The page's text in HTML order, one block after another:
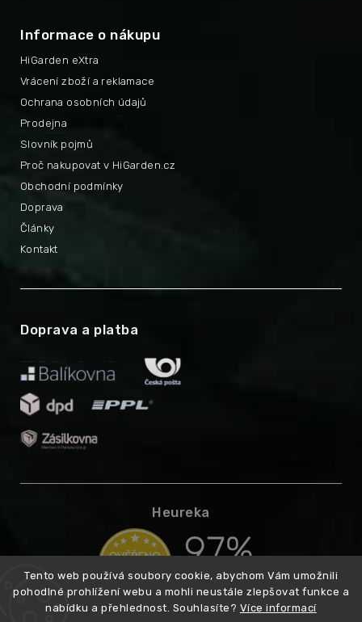
Tento web používá soubory cookie, abychom Vám umožnili
pohodlné prohlížení webu a mohli neustále zlepšovat funkce a
nabídku a přehlednost. Souhlasíte? Více informací
Informace o nákupu
HiGarden eXtra
Proč nakupovat v HiGarden.cz
Vrácení zboží a reklamace
Obchodní podmínky
Ochrana osobních údajů
Doprava
Prodejna
Články
Slovník pojmů
Kontakt
Doprava a platba
Heureka